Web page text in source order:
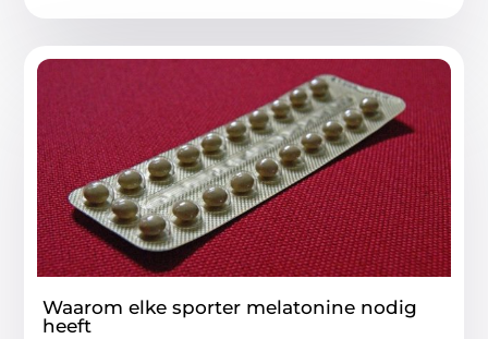
Waarom elke sporter melatonine nodig
heeft